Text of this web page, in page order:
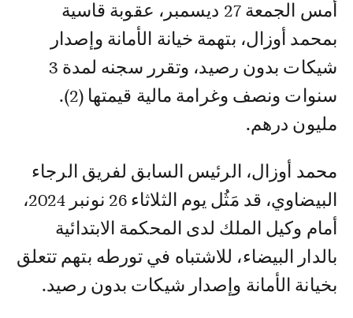
أمس الجمعة 27 ديسمبر، عقوبة قاسية
بمحمد أوزال، بتهمة خيانة الأمانة وإصدار
شيكات بدون رصيد، وتقرر سجنه لمدة 3
سنوات ونصف وغرامة مالية قيمتها (2).
مليون درهم.
محمد أوزال، الرئيس السابق لفريق الرجاء
البيضاوي، قد مَثُل يوم الثلاثاء 26 نونبر 2024،
أمام وكيل الملك لدى المحكمة الابتدائية
بالدار البيضاء، للاشتباه في تورطه بتهم تتعلق
بخيانة الأمانة وإصدار شيكات بدون رصيد.